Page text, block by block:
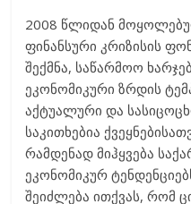
2008 წლიდან
ფინანსური კრიზისის
შექმნა, საწარმოო
ეკონომიკური ზრდის
აქტუალური და
საკითხებია
რამდენად მიჰყვება
ეკონომიკურ
შეიძლება ითქვას, რომ